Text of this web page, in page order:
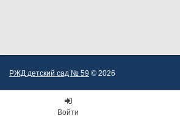
РЖД детский сад № 59 © 2026
Войти